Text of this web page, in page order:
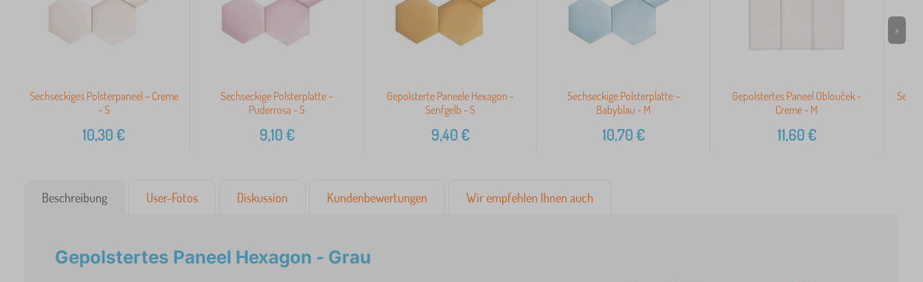
Sechseckiges Polsterpaneel – Creme
- S
10,30€
Sechseckige Polsterplatte –
Puderrosa - S
9,10€
Gepolsterte Paneele Hexagon -
Senfgelb - S
9,40€
Sechseckige Polsterplatte –
Babyblau - M
10,70€
Gepolstertes Paneel Oblouček -
Creme - M
11,60€
>
Beschreibung User-Fotos Diskussion Kundenbewertungen Wir empfehlen Ihnen auch
Gepolstertes Paneel Hexagon - Grau